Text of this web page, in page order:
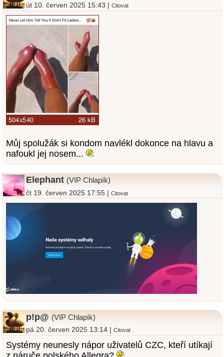
út 10. červen 2025 15:43 |Citovat
Můj spolužák si kondom navlékl dokonce na hlavu a
nafoukl jej nosem...
Elephant (VIP Chlapík)
čt 19. červen 2025 17:55 |Citovat
p!p@ (VIP Chlapík)
pá 20. červen 2025 13:14 |Citovat
Systémy neunesly nápor uživatelů CZC, kteří utíkají